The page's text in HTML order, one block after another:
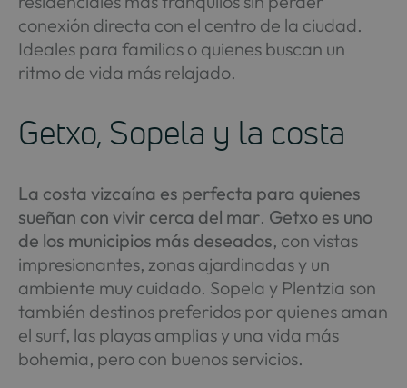
conexión directa con el centro de la ciudad.
Ideales para familias o quienes buscan un
ritmo de vida más relajado.
Getxo, Sopela y la costa
La costa vizcaína es perfecta para quienes
sueñan con vivir cerca del mar. Getxo es uno
de los municipios más deseados, con vistas
impresionantes, zonas ajardinadas y un
ambiente muy cuidado. Sopela y Plentzia son
también destinos preferidos por quienes aman
el surf, las playas amplias y una vida más
bohemia, pero con buenos servicios.